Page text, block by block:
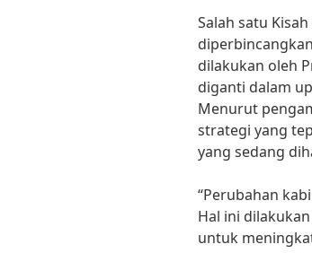
Salah satu
dilakukan oleh
diganti dalam
Menurut
strategi yang
yang sedang
“Perubahan
Hal ini
untuk